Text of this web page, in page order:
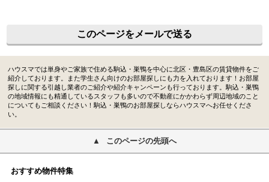
このページをメールで送る
ハウスマでは単身やご家族で住める駒込・巣鴨を中心に北区・豊島区の賃貸物件をご
紹介しております。また学生さん向けのお部屋探しにも力を入れております！お部屋
探しに関する引越し業者のご紹介や紹介キャンペーンも行っております。駒込・巣鴨
の地域情報にも精通しているスタッフも多いので不動産にかかわらず周辺地域のこと
についてもご相談ください！駒込・巣鴨のお部屋探しならハウスマへお任せくださ
い。
このページの先頭へ
おすすめ物件特集